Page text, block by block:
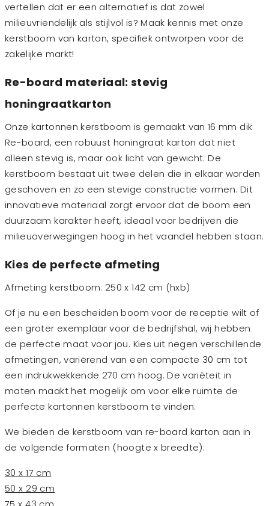
vertellen dat er een alternatief is dat zowel
milieuvriendelijk als stijlvol is? Maak kennis met onze
kerstboom van karton, specifiek ontworpen voor de
zakelijke markt!
Re-board materiaal: stevig
honingraatkarton
Onze kartonnen kerstboom is gemaakt van 16 mm dik
Re-board, een robuust honingraat karton dat niet
alleen stevig is, maar ook licht van gewicht. De
kerstboom bestaat uit twee delen die in elkaar worden
geschoven en zo een stevige constructie vormen. Dit
innovatieve materiaal zorgt ervoor dat de boom een
duurzaam karakter heeft, ideaal voor bedrijven die
milieuoverwegingen hoog in het vaandel hebben staan.
Kies de perfecte afmeting
Afmeting kerstboom: 250 x 142 cm (hxb)
Of je nu een bescheiden boom voor de receptie wilt of
een groter exemplaar voor de bedrijfshal, wij hebben
de perfecte maat voor jou. Kies uit negen verschillende
afmetingen, variërend van een compacte 30 cm tot
een indrukwekkende 270 cm hoog. De variëteit in
maten maakt het mogelijk om voor elke ruimte de
perfecte kartonnen kerstboom te vinden.
We bieden de kerstboom van re-board karton aan in
de volgende formaten (hoogte x breedte):
30 x 17 cm
50 x 29 cm